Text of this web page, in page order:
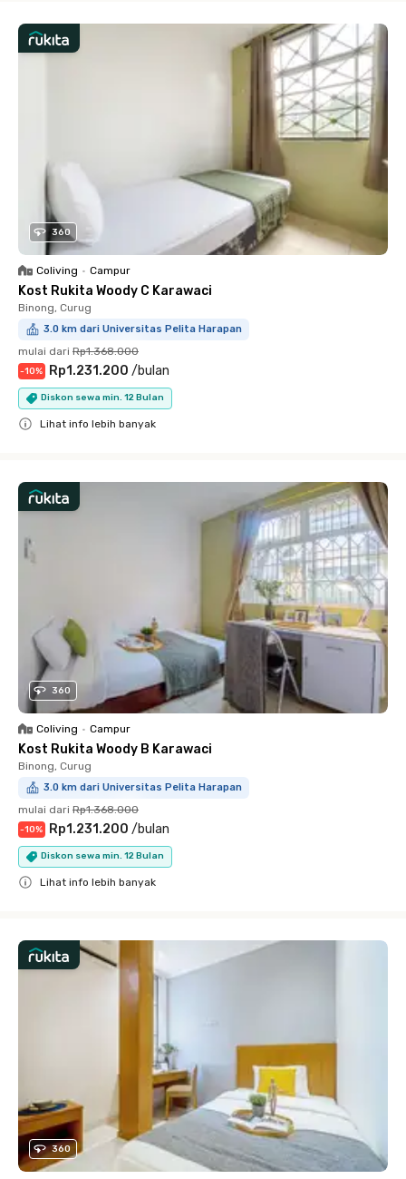
360
Coliving • Campur
Kost Rukita Woody C Karawaci
Binong, Curug
3.0 km dari Universitas Pelita Harapan
mulai dari Rp1.368.000
-10% Rp1.231.200 /bulan
Diskon sewa min. 12 Bulan
Lihat info lebih banyak
360
Coliving • Campur
Kost Rukita Woody B Karawaci
Binong, Curug
3.0 km dari Universitas Pelita Harapan
mulai dari Rp1.368.000
-10% Rp1.231.200 /bulan
Diskon sewa min. 12 Bulan
Lihat info lebih banyak
360